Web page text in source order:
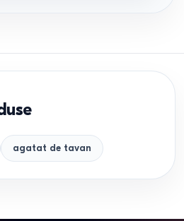
agatat de tavan